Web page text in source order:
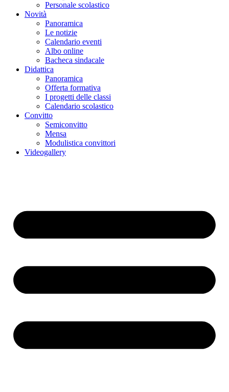
Personale scolastico
Novità
Panoramica
Le notizie
Calendario eventi
Albo online
Bacheca sindacale
Didattica
Panoramica
Offerta formativa
I progetti delle classi
Calendario scolastico
Convitto
Semiconvitto
Mensa
Modulistica convittori
Videogallery